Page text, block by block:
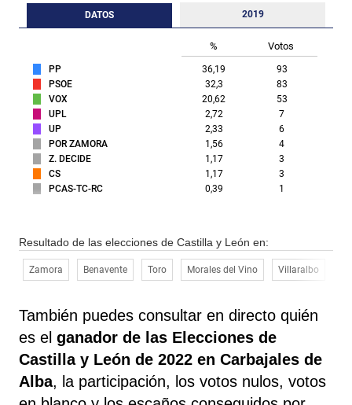
DATOS 2019
% Votos
PP 36,19
93
PSOE
32,3
83
VOX
20,62
53
UPL
2,72
7
UP
2,33
6
POR ZAMORA
1,56
4
Z. DECIDE
1,17
3
CS
1,17
3
PCAS-TC-RC
0,39 1
Resultado de las elecciones de Castilla y León en:
Zamora Benavente Toro Morales del Vino Villaralbo
También puedes consultar en directo quién
es el ganador de las Elecciones de
Castilla y León de 2022 en Carbajales de
Alba, la participación, los votos nulos, votos